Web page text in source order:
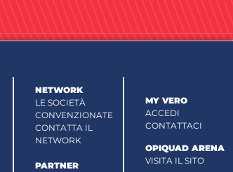
NETWORK
LE SOCIETÀ
CONVENZIONATE
CONTATTA IL
NETWORK
PARTNER
MY VERO
ACCEDI
CONTATTACI
OPIQUAD ARENA
VISITA IL SITO